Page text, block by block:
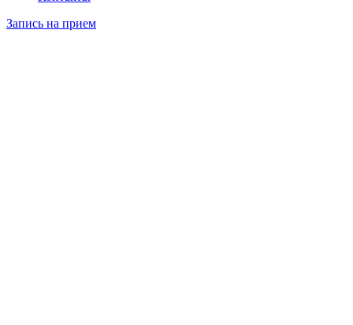
Запись на прием